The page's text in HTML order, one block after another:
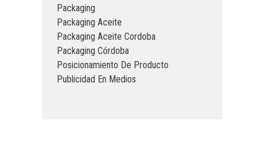
Packaging
Packaging Aceite
Packaging Aceite Cordoba
Packaging Córdoba
Posicionamiento De Producto
Publicidad En Medios